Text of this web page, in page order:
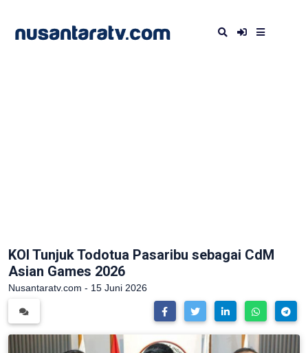
KOI Tunjuk Todotua Pasaribu sebagai CdM
Asian Games 2026
Nusantaratv.com - 15 Juni 2026